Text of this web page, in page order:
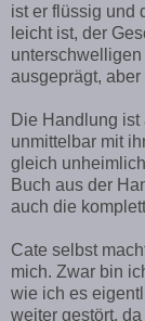
ist er flüssig und
leicht ist, der
ausgeprägt,
Die Handlung
unmittelbar mit
gleich
Buch aus der
auch die
Cate selbst
mich. Zwar bin
wie ich es
weiter gestört,